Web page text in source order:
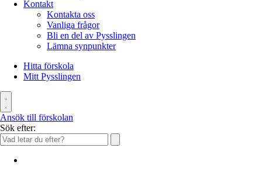
Kontakt
Kontakta oss
Vanliga frågor
Bli en del av Pysslingen
Lämna synpunkter
Hitta förskola
Mitt Pysslingen
Ansök till förskolan
Sök efter: